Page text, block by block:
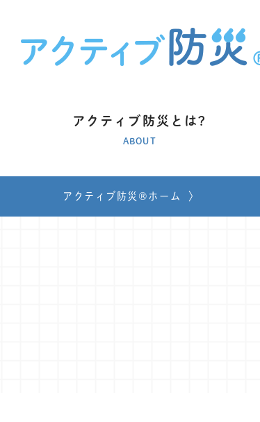
アクティブ防災とは?
ABOUT
アクティブ防災®ホーム 〉